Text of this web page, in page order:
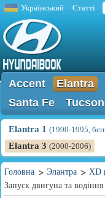
Український Статті
Accent Elantra
Santa Fe
Tucson
Elantra 1 (1990-1995,
Elantra 3 (2000-2006)
Головна Элантра XD
Запуск двигуна та водіння